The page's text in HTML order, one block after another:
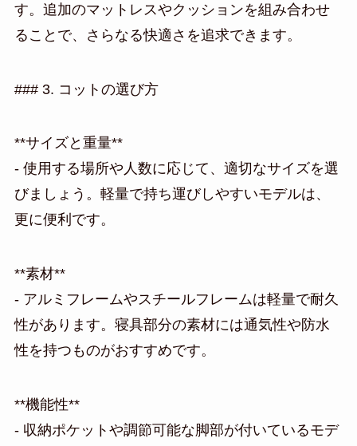
す。追加のマットレスやクッションを組み合わせ
ることで、さらなる快適さを追求できます。
### 3. コットの選び方
**サイズと重量**
- 使用する場所や人数に応じて、適切なサイズを選
びましょう。軽量で持ち運びしやすいモデルは、
更に便利です。
**素材**
- アルミフレームやスチールフレームは軽量で耐久
性があります。寝具部分の素材には通気性や防水
性を持つものがおすすめです。
**機能性**
- 収納ポケットや調節可能な脚部が付いているモデ